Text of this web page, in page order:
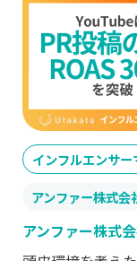
インフルエンサ
アンファー株式会
アンファー株式